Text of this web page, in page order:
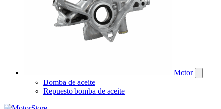
Motor
Bomba de aceite
Repuesto bomba de aceite